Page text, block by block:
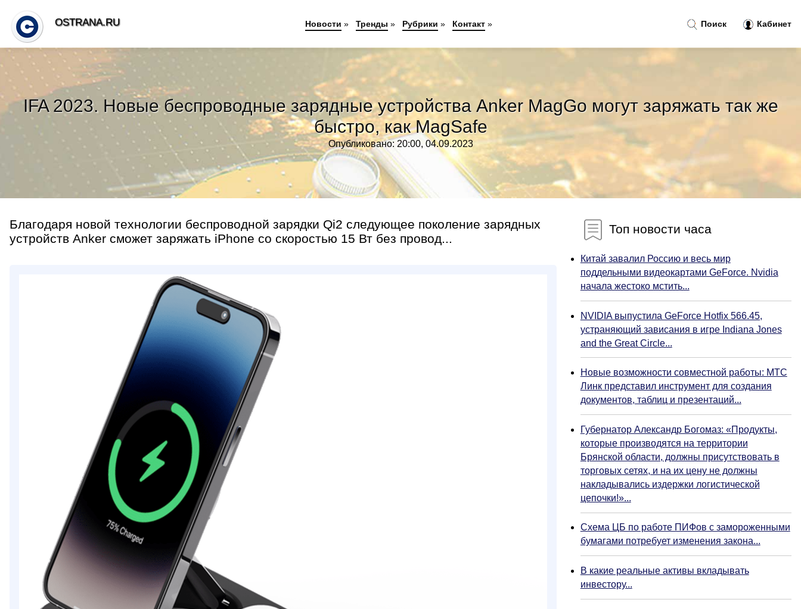
IFA 2023. Новые беспроводные зарядные устройства Anker MagGo могут заряжать так же
быстро, как MagSafe
Опубликовано: 20:00, 04.09.2023
Благодаря новой технологии беспроводной зарядки Qi2 следующее поколение зарядных
устройств Anker сможет заряжать iPhone со скоростью 15 Вт без провод...
Топ новости часа
Китай завалил Россию и весь мир
поддельными видеокартами GeForce. Nvidia
начала жестоко мстить...
NVIDIA выпустила GeForce Hotfix 566.45,
устраняющий зависания в игре Indiana Jones
and the Great Circle...
Новые возможности совместной работы: МТС
Линк представил инструмент для создания
документов, таблиц и презентаций...
Губернатор Александр Богомаз: «Продукты,
которые производятся на территории
Брянской области, должны присутствовать в
торговых сетях, и на их цену не должны
накладывались издержки логистической
цепочки!»...
Схема ЦБ по работе ПИФов с замороженными
бумагами потребует изменения закона...
В какие реальные активы вкладывать
инвестору...
Поиск Кабинет
OSTRANA.RU Новости » Тренды » Рубрики » Контакт»